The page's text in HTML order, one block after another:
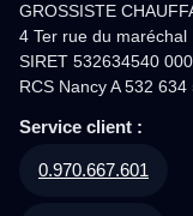
GROSSISTE
4 Ter rue du
SIRET 532634540
RCS Nancy A 532
Service client :
0.970.667.601